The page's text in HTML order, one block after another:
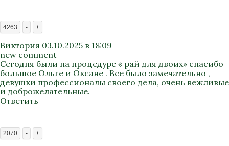
4263 - +
Виктория 03.10.2025 в 18:09
new comment
Сегодня были на процедуре « рай для двоих» спасибо
большое Ольге и Оксане . Все было замечательно ,
девушки профессионалы своего дела, очень вежливые
и доброжелательные.
Ответить
2070 - +